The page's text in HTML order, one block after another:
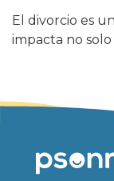
El divorcio es
impacta no solo